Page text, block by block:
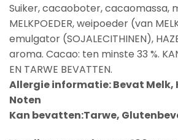
Suiker, cacaoboter, cacaomassa,
MELKPOEDER, weipoeder (van
emulgator (SOJALECITHINEN),
aroma. Cacao: ten minste 33 %.
EN TARWE BEVATTEN.
Allergie informatie:Bevat Melk,
Noten
Kan bevatten:Tarwe,